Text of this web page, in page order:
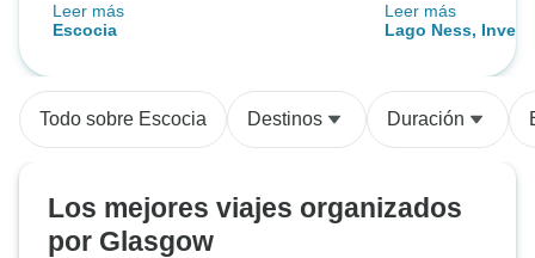
un mensaje 40 minutos antes del
comienzo: la zona de la reunión
ciudad, también lejos de cualquier
transporte fácil y tuve que coger
viaje, pero la única manera de ver
muchas cosas.
Leer más
Escocia
memorable dado
También es una
Leer más
Lago Ness,
desde Edimburgo
Todo sobre Escocia Destinos Duración
Los mejores viajes organizados
por Glasgow